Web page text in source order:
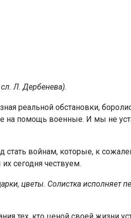
Л. Дербенева).
реаль­ной обстановки,
на помощь военные. И мы не
войнам, которые, к
сегодня чествуем.
цветы. Со­листка исполняет